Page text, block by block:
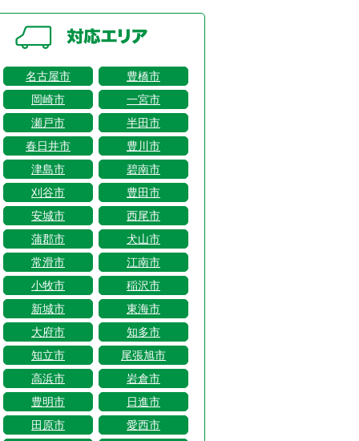
名古屋市
豊橋市
岡崎市
一宮市
瀬戸市
半田市
春日井市
豊川市
津島市
碧南市
刈谷市
豊田市
安城市
西尾市
蒲郡市
犬山市
常滑市
江南市
小牧市
稲沢市
新城市
東海市
大府市
知多市
知立市
尾張旭市
高浜市
岩倉市
豊明市
日進市
田原市
愛西市